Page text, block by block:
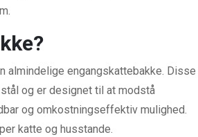
almindelige engangskattebakke. Disse
og er designet til at modstå
og omkostningseffektiv mulighed.
katte og husstande.